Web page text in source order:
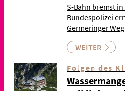
S-Bahn bremst
Bundespolizei
Germeringer Weg.
WEITER
Folgen des